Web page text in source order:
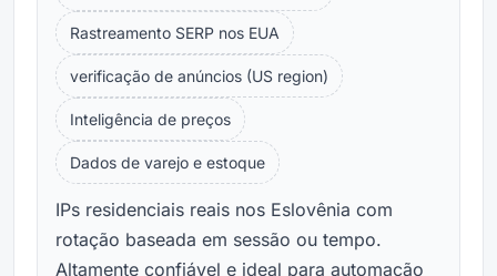
Rastreamento SERP nos EUA
verificação de anúncios (US region)
Inteligência de preços
Dados de varejo e estoque
IPs residenciais reais nos Eslovênia com
rotação baseada em sessão ou tempo.
Altamente confiável e ideal para automação